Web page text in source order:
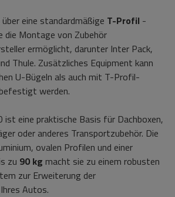
eine standardmäßige T-Profil -
die Montage von Zubehör
ermöglicht, darunter Inter Pack,
Thule. Zusätzliches Equipment kann
U-Bügeln als auch mit T-Profil-
werden.
ist eine praktische Basis für Dachboxen,
oder anderes Transportzubehör. Die
ovalen Profilen und einer
zu 90 kg macht sie zu einem robusten
zur Erweiterung der
Autos.